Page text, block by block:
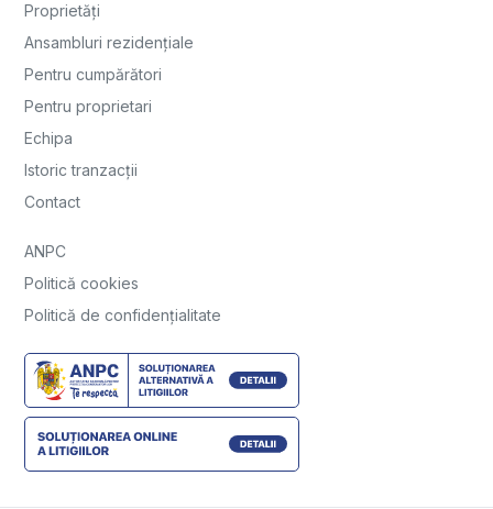
Proprietăți
Ansambluri rezidențiale
Pentru cumpărători
Pentru proprietari
Echipa
Istoric tranzacții
Contact
ANPC
Politică cookies
Politică de confidențialitate